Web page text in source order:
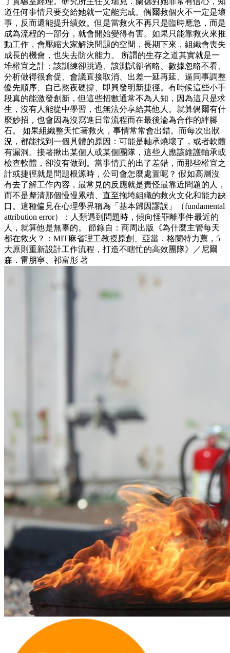
道任何事情只要交給她就一定能完成。偶爾救個火不一定是壞
事，反而還能提升績效。但是當救火不再只是臨時應急，而是
成為流程的一部分，就會開始變得有害。如果只能靠救火來推
動工作，會壓縮大家解決問題的空間，長期下來，組織會喪失
成長的機會，也失去防火能力。 所謂的生存之道其實就是一
堆權宜之計：該訓練卻跳過、該測試卻省略、數據忽略不看、
分析做得很倉促、會議直接取消、出差一延再延、逼同事調整
優先順序、自己熬夜硬撐、即興發明新捷徑。有時候這些小手
段真的能激發創新，但這些招數通常不為人知，因為這只是求
生，沒有人能從中學習，也無法分享給其他人。就算偶爾有什
麼妙招，也會因為沒寫進日常流程而在最後淪為合作的絆腳
石。 如果組織整天忙著救火，事情常常會出錯。而每次出狀
況，都能找到一個具體的原因：可能是軸承燒壞了，或者軟體
有漏洞。接著揪出某個人或某個團隊，這些人應該維護軸承或
檢查軟體，卻沒有做到。當事情真的出了差錯，而那些權宜之
計或捷徑就是問題根源時，公司會怎麼處置呢？ 假如高層沒
有去了解工作內容，最常見的反應就是責怪最靠近問題的人，
而不是釐清那個慢慢累積、直至拖垮組織的救火文化和能力缺
口。這種偏見在心理學界稱為「基本歸因謬誤」（fundamental
attribution error）：人類遇到問題時，傾向怪罪離事件最近的
人，就算他是無辜的。 節錄自：商周出版《為什麼主管每天
都在救火？：MIT麻省理工教授原創、亞當．格蘭特力薦，5
大原則重新設計工作流程，打造不瞎忙的高效團隊》／尼爾
森．雷朋寧、祁富彤 著